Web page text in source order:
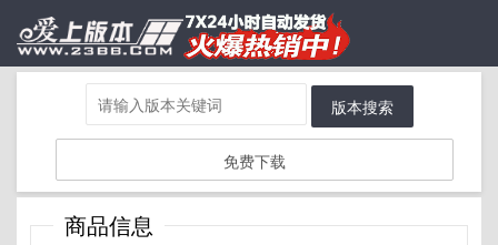
版本搜索
免费下载
商品信息